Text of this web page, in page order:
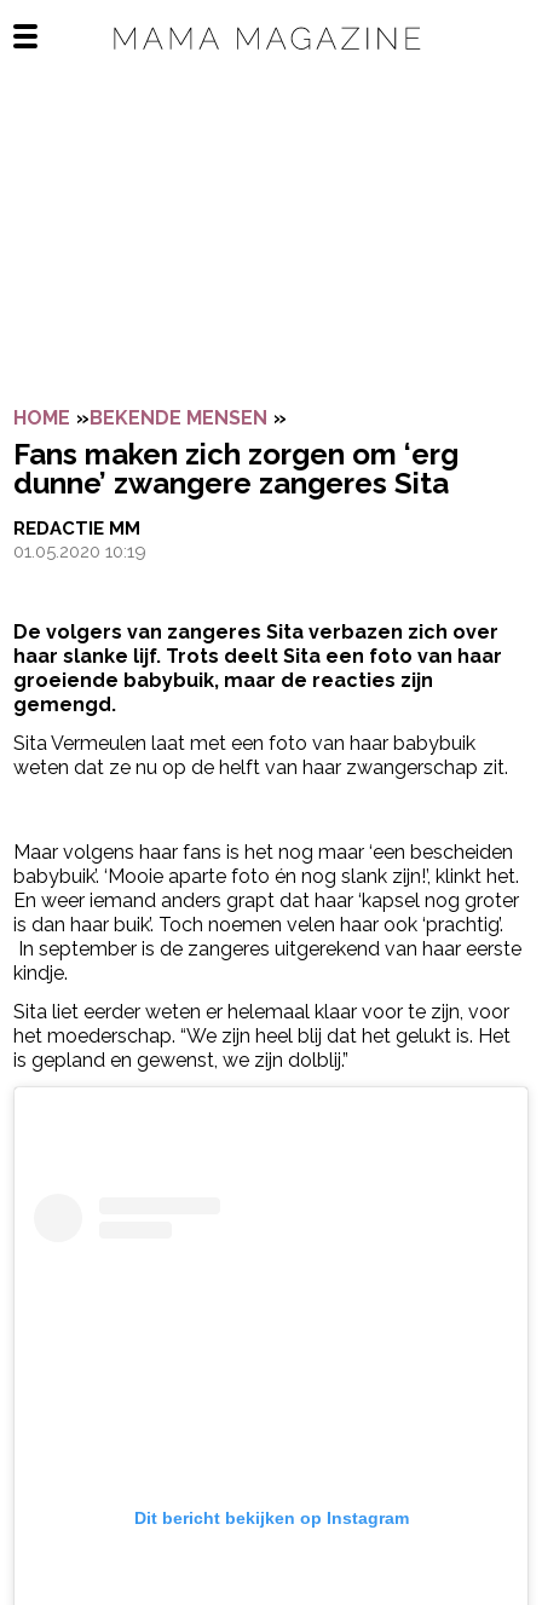
Open het mobiele menu
HOME »BEKENDE MENSEN »
Fans maken zich zorgen om ‘erg
dunne’ zwangere zangeres Sita
REDACTIE MM
01.05.2020 10:19
De volgers van zangeres Sita verbazen zich over
haar slanke lijf. Trots deelt Sita een foto van haar
groeiende babybuik, maar de reacties zijn
gemengd.
Sita Vermeulen laat met een foto van haar babybuik
weten dat ze nu op de helft van haar zwangerschap zit.
Maar volgens haar fans is het nog maar ‘een bescheiden
babybuik’. ‘Mooie aparte foto én nog slank zijn!’, klinkt het.
En weer iemand anders grapt dat haar ‘kapsel nog groter
is dan haar buik’. Toch noemen velen haar ook ‘prachtig’.
In september is de zangeres uitgerekend van haar eerste
kindje.
Sita liet eerder weten er helemaal klaar voor te zijn, voor
het moederschap. “We zijn heel blij dat het gelukt is. Het
is gepland en gewenst, we zijn dolblij.”
Dit bericht bekijken op Instagram